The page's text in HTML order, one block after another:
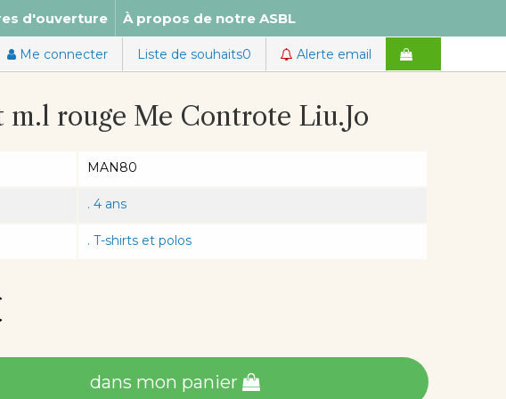
d'ouverture À propos de notre ASBL
Me connecter Liste de souhaits0 Alerte email
m.l rouge Me Controte Liu.Jo
MAN80
. 4 ans
. T-shirts et polos
dans mon panier